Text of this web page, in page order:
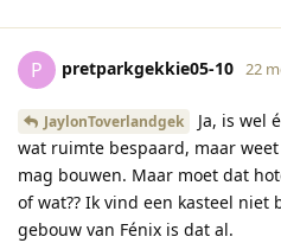
P pretparkgekkie05-10 22
JaylonToverlandgek
Ja, is wel
wat ruimte bespaard, maar
mag bouwen. Maar moet dat
of wat?? Ik vind een kasteel niet
gebouw van Fénix is dat al.